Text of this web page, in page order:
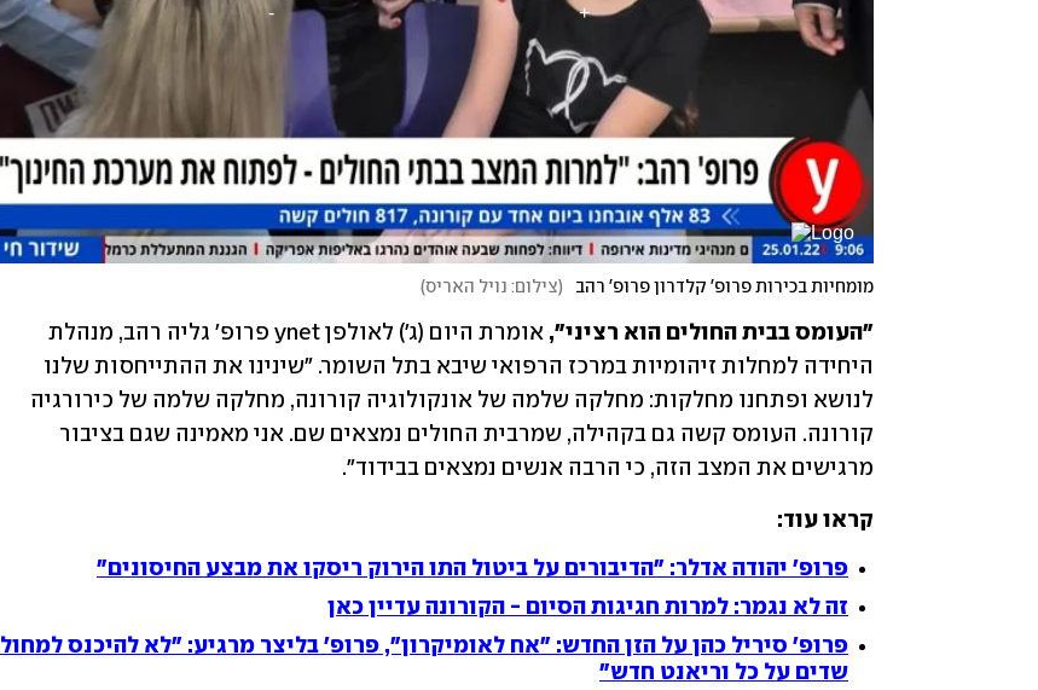
מומחיות בכירות פרופ' קלדרון פרופ' רהב (צילום: נויל האריס)
"העומס בבית החולים הוא רציני",
מרגישים את המצב הזה, כי הרבה אנשים נמצאים בבידוד".
קראו עוד:
פרופ' יהודה אדלר: "הדיבורים על ביטול התו הירוק ריסקו את מבצע החיסונים"
זה לא נגמר: למרות חגיגות הסיום - הקורונה עדיין כאן
פרופ' סיריל כהן על הזן החדש: "אח לאומיקרון", פרופ' בליצר מרגיע: "לא להיכנס למחול
שדים על כל וריאנט חדש"